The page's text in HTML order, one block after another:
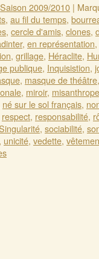
Saison 2009/2010 |
, au fil du temps,
, cercle d'amis, clones,
, en représentation,
, grillage, Héraclite,
publique, Inquisistion,
, masque de théâtre
, miroir, misanthrope
né sur le sol français,
respect, responsabilité,
, sociabilité,
, unicité, vedette,